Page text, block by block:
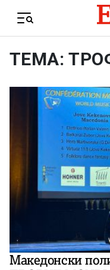
Menu
ТЕМА:
Македонски